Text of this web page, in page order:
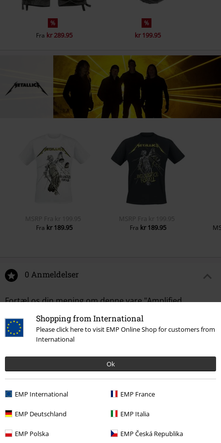
Shopping from International
Please click here to visit EMP Online Shop for customers from
International
Ok
EMP International EMP France
EMP Deutschland EMP Italia
EMP Polska EMP Česká Republika
%
Fra kr 289.95
%
kr 199.95
MSRP Fra kr 199.95
Fra kr 189.95
MSRP Fra kr 199.95
Fra kr 189.95
0 Anmeldelser
Fortæl os din mening om denne vare "Amplified
Collection - Ride The Lightning".
Skriv anmeldelse